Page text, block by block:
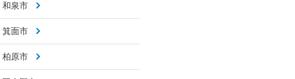
和泉市
箕面市
柏原市